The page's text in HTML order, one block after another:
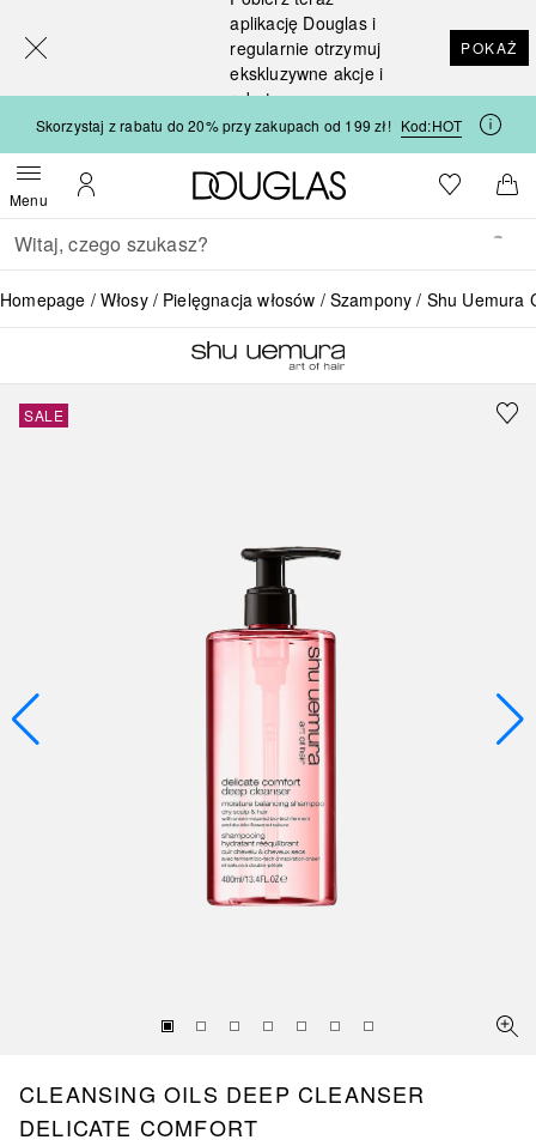
aplikację Douglas i
regularnie otrzymuj
ekskluzywne akcje i
rabaty
POKAŻ
Skorzystaj z rabatu do 20% przy zakupach od 199 zł! Kod:HOT
MenuOtwórz menuMoje konto
Strona główna Douglas
Do listyDo
Wracać
Wykonaj wyszukiwanie
Homepage Włosy Pielęgnacja włosów Szampony Shu Uemura
SALE
CLEANSING OILS DEEP CLEANSER
DELICATE COMFORT
[navigation.slideout.screenreader]